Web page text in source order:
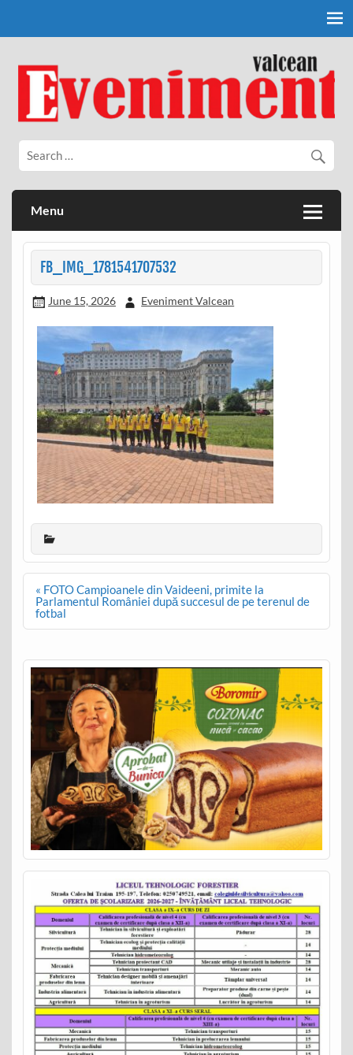
Eveniment Valcean
Menu
FB_IMG_1781541707532
June 15, 2026 Eveniment Valcean
Post
navigation
« FOTO Campioanele din Vaideeni, primite la
Parlamentul României după succesul de pe terenul de
fotbal